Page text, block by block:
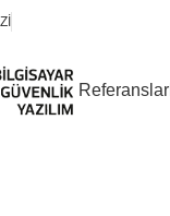
Referanslar